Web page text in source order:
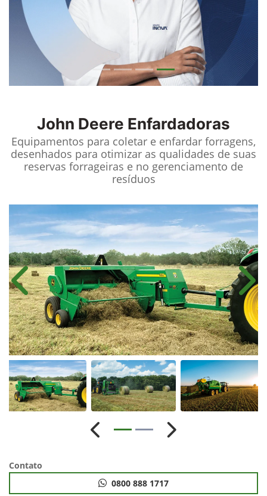
John Deere Enfardadoras
Equipamentos para coletar e enfardar forragens,
desenhados para otimizar as qualidades de suas
reservas forrageiras e no gerenciamento de
resíduos
Anterior
Anterior Próximo
Contato
0800 888 1717